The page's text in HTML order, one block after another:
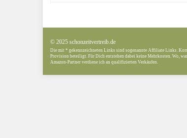
© 2025 schonzeitvertreib.de
Die mit * gekennzeichneten Links sind sogenannte Affiliate Links.
Provision beteiligt. Für Dich entstehen dabei keine Mehrkosten. Wo,
Amazon-Partner verdiene ich an qualifizierten Verkäufen.